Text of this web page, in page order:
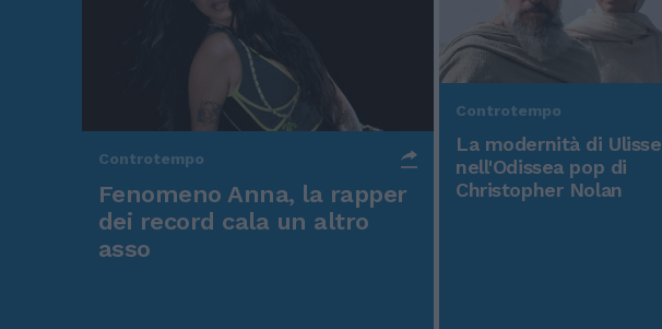
Controtempo
Fenomeno Anna, la rapper
dei record cala un altro
asso
Controtempo
La modernità di Ulisse
nell'Odissea pop di
Christopher Nolan